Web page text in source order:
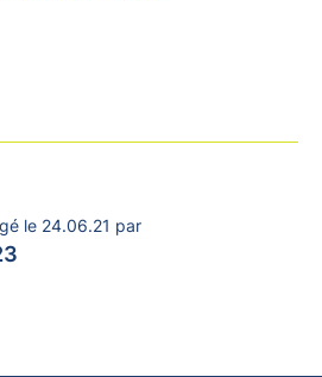
le 24.06.21 par